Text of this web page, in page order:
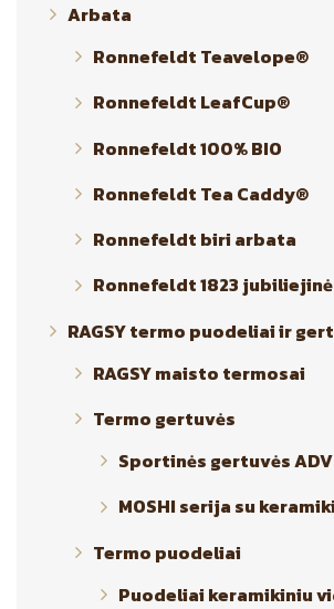
Arbata
Ronnefeldt Teavelope®
Ronnefeldt LeafCup®
Ronnefeldt 100% BIO
Ronnefeldt Tea Caddy®
Ronnefeldt biri arbata
Ronnefeldt 1823
RAGSY termo puodeliai ir
RAGSY maisto termosai
Termo gertuvės
Sportinės gertuvės ADV
MOSHI serija su
Termo puodeliai
Puodeliai keramikiniu